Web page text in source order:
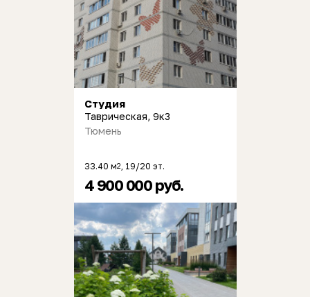
Студия
Таврическая, 9к3
Тюмень
33.40 м2 , 19/20 эт.
4 900 000 руб.